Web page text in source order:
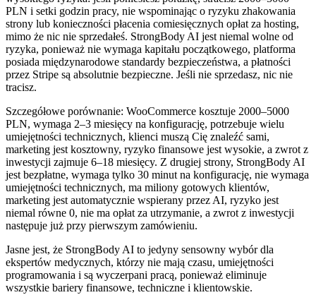
PLN i setki godzin pracy, nie wspominając o ryzyku zhakowania
strony lub konieczności płacenia comiesięcznych opłat za hosting,
mimo że nic nie sprzedałeś. StrongBody AI jest niemal wolne od
ryzyka, ponieważ nie wymaga kapitału początkowego, platforma
posiada międzynarodowe standardy bezpieczeństwa, a płatności
przez Stripe są absolutnie bezpieczne. Jeśli nie sprzedasz, nic nie
tracisz.
Szczegółowe porównanie: WooCommerce kosztuje 2000–5000
PLN, wymaga 2–3 miesięcy na konfigurację, potrzebuje wielu
umiejętności technicznych, klienci muszą Cię znaleźć sami,
marketing jest kosztowny, ryzyko finansowe jest wysokie, a zwrot z
inwestycji zajmuje 6–18 miesięcy. Z drugiej strony, StrongBody AI
jest bezpłatne, wymaga tylko 30 minut na konfigurację, nie wymaga
umiejętności technicznych, ma miliony gotowych klientów,
marketing jest automatycznie wspierany przez AI, ryzyko jest
niemal równe 0, nie ma opłat za utrzymanie, a zwrot z inwestycji
następuje już przy pierwszym zamówieniu.
Jasne jest, że StrongBody AI to jedyny sensowny wybór dla
ekspertów medycznych, którzy nie mają czasu, umiejętności
programowania i są wyczerpani pracą, ponieważ eliminuje
wszystkie bariery finansowe, techniczne i klientowskie.